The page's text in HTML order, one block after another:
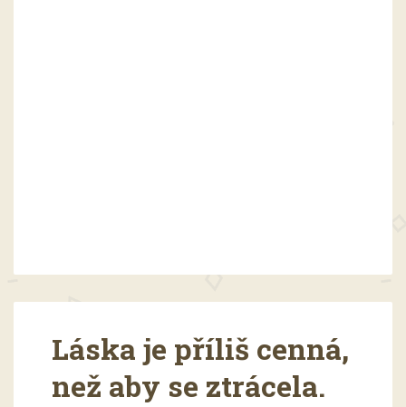
Láska je příliš cenná,
než aby se ztrácela.